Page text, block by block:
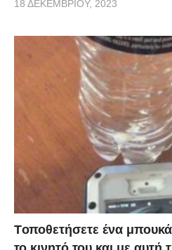
18 ΔΕΚΕΜΒΡΊΟΥ, 2023
Tοποθετήσετε ένα